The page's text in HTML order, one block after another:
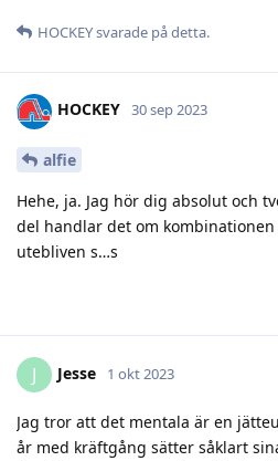
HOCKEYsvarade på detta.
HOCKEY 30 sep 2023
alfie
Hehe, ja. Jag hör dig absolut och
del handlar det om kombinationen
utebliven s…s
J Jesse 1 okt 2023
Jag tror att det mentala är en
år med kräftgång sätter såklart